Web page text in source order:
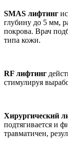
SMAS лифтинг
глубину до 5 мм,
покрова. Врач
типа кожи.
RF лифтинг
стимулируя
Хирургический
подтягивается и
травматичен,